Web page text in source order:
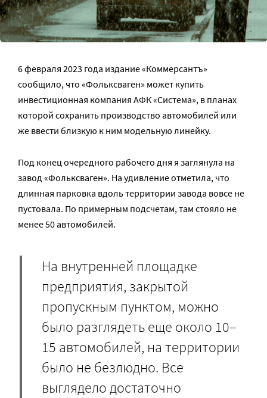
6 февраля 2023 года издание «Коммерсантъ»
сообщило, что «Фольксваген» может купить
инвестиционная компания АФК «Система», в планах
которой сохранить производство автомобилей или
же ввести близкую к ним модельную линейку.
Под конец очередного рабочего дня я заглянула на
завод «Фольксваген». На удивление отметила, что
длинная парковка вдоль территории завода вовсе не
пустовала. По примерным подсчетам, там стояло не
менее 50 автомобилей.
На внутренней площадке
предприятия, закрытой
пропускным пунктом, можно
было разглядеть еще около 10–
15 автомобилей, на территории
было не безлюдно. Все
выглядело достаточно